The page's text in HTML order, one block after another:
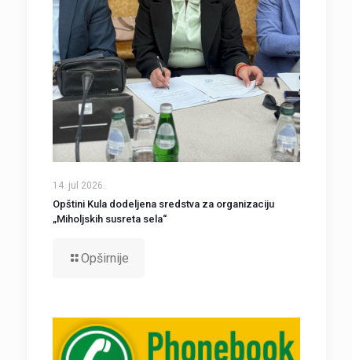
14. jul 2026.
Opštini Kula dodeljena sredstva za organizaciju
„Miholjskih susreta sela“
Opširnije